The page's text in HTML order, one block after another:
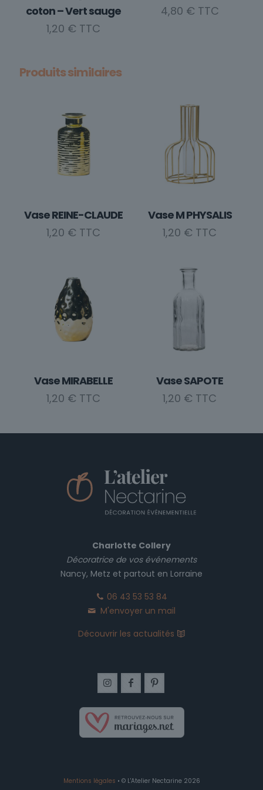
sur
la
page
coton – Vert sauge
1,20 €
4,80 €
Produits similaires
Vase REINE-CLAUDE
1,20 €
Vase M PHYSALIS
1,20 €
Vase MIRABELLE
1,20 €
Vase SAPOTE
1,20 €
Charlotte Collery
Décoratrice de vos événements
Nancy, Metz et partout en Lorraine
06 43 53 53 84
M'envoyer un mail
Découvrir les actualités
Mentions légales • © L'Atelier Nectarine 2026